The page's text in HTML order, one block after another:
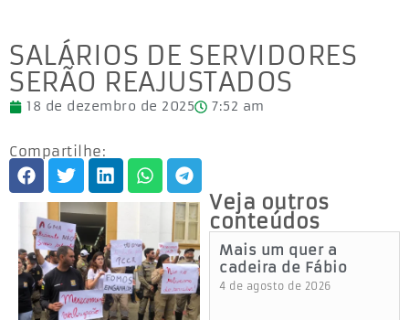
SALÁRIOS DE SERVIDORES
SERÃO REAJUSTADOS
18 de dezembro de 2025 7:52 am
Compartilhe:
Veja outros
conteúdos
Mais um quer a
cadeira de Fábio
4 de agosto de 2026